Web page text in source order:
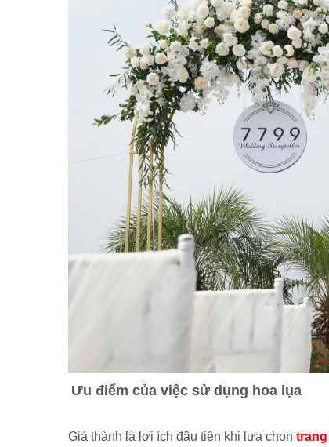
Ưu điểm của việc sử dụng hoa lụa
Giá thành là lợi ích đầu tiên khi lựa chọn